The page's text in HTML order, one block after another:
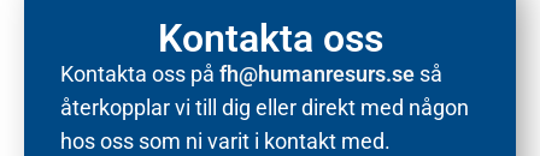
Kontakta oss
Kontakta oss på fh@humanresurs.se så
återkopplar vi till dig eller direkt med någon
hos oss som ni varit i kontakt med.